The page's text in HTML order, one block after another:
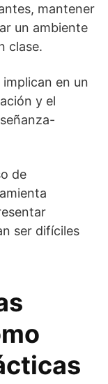
mantener
un ambiente
clase.
en un
y el
de
ser difíciles